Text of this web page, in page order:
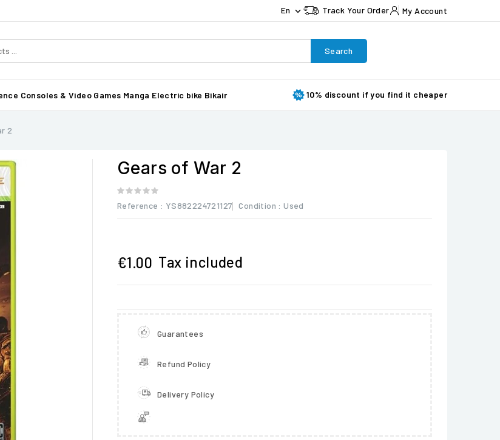
En  Track Your Order My Account
Search
Consoles & Video Games Manga Electric bike Bikair 10% discount if you find it cheaper
2
Gears of War 2
Reference : YS882224721127 Condition : Used
€1.00 Tax included
Guarantees
Refund Policy
Delivery Policy